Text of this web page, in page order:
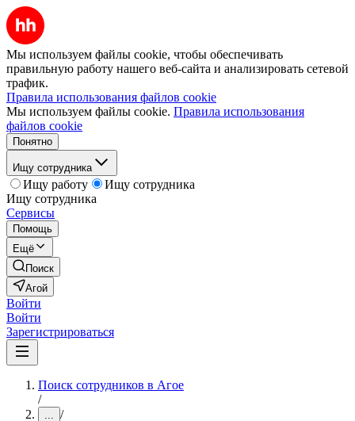
Мы используем файлы cookie, чтобы обеспечивать
правильную работу нашего веб-сайта и анализировать сетевой
трафик.
Правила использования файлов cookie
Мы используем файлы cookie. Правила использования
файлов cookie
Понятно
Ищу сотрудника
Ищу работу
Ищу сотрудника
Ищу сотрудника
Сервисы
Помощь
Ещё
Поиск
Агой
Войти
Войти
Зарегистрироваться
Поиск сотрудников в Агое
/
... /